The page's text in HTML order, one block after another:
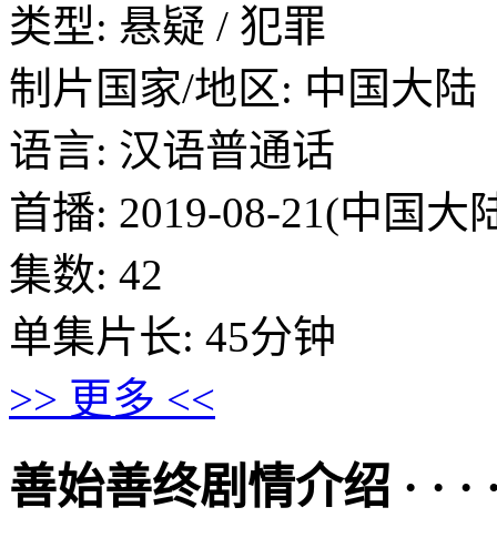
类型: 悬疑 / 犯罪
制片国家/地区: 中国大陆
语言: 汉语普通话
首播: 2019-08-21(中国大
集数: 42
单集片长: 45分钟
>> 更多 <<
善始善终剧情介绍 · · ·